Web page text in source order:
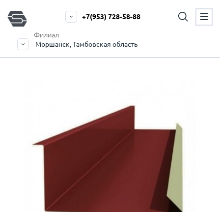
Филиал
Моршанск, Тамбовская область
+7(953) 728-58-88